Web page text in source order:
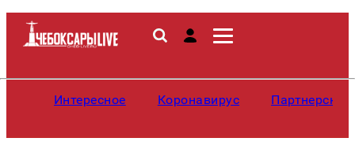
Интересное Коронавирус